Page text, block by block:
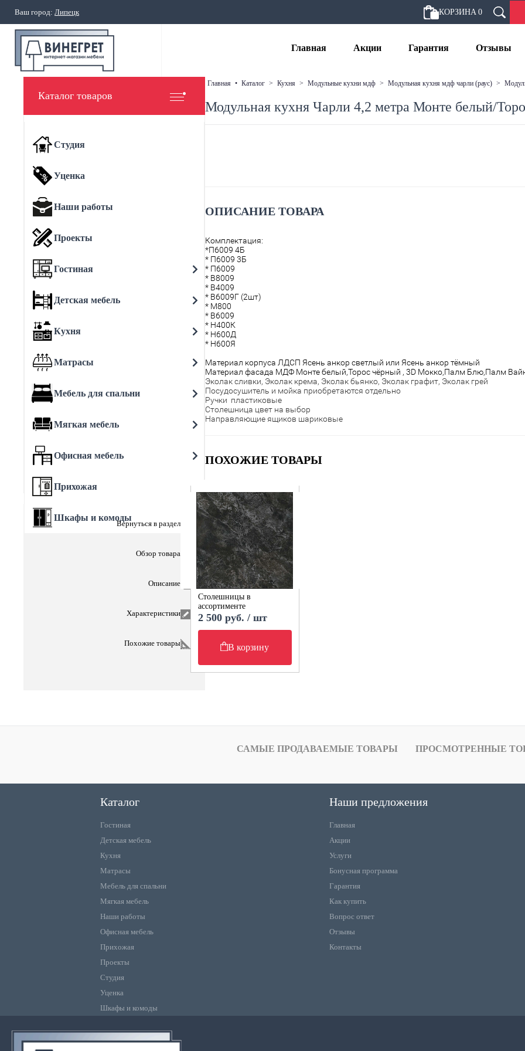
Ваш город: Липецк КОРЗИНА 0
Главная Акции Гарантия Отзывы
Каталог товаров
Студия
Уценка
Наши работы
Проекты
Гостиная
Детская мебель
Кухня
Матрасы
Мебель для спальни
Мягкая мебель
Офисная мебель
Прихожая
Шкафы и комоды
Вернуться в раздел
Обзор товара
Описание
Характеристики
Похожие товары
главная • каталог > кухня > модульные кухни мдф > модульная кухня мдф чарли (раус) >
Модульная кухня Чарли 4,2 метра Монте белый/
ОПИСАНИЕ ТОВАРА
Комплектация:
*П6009 4Б
* П6009 3Б
* П6009
* В8009
* В4009
* В6009Г (2шт)
* М800
* В6009
* Н400К
* Н600Д
* Н600Я
Материал корпуса ЛДСП Ясень анкор светлый или Ясень анкор тёмный
Материал фасада МДФ Монте белый,Торос чёрный , 3D Мокко,Палм Блю,Палм
Эколак сливки, Эколак крема, Эколак бьянко, Эколак графит, Эколак грей
Посудосушитель и мойка приобретаются отдельно
Ручки пластиковые
Столешница цвет на выбор
Направляющие ящиков шариковые
ПОХОЖИЕ ТОВАРЫ
Столешницы в
ассортименте
2 500 руб. / шт
В корзину
САМЫЕ ПРОДАВАЕМЫЕ ТОВАРЫ ПРОСМОТРЕННЫЕ
Каталог
Гостиная
Детская мебель
Кухня
Матрасы
Мебель для спальни
Мягкая мебель
Наши работы
Офисная мебель
Прихожая
Проекты
Студия
Уценка
Шкафы и комоды
Наши предложения
Главная
Акции
Услуги
Бонусная программа
Гарантия
Как купить
Вопрос ответ
Отзывы
Контакты